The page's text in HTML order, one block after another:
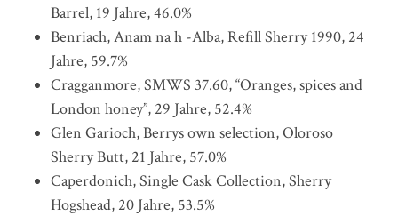
Barrel, 19 Jahre, 46.0%
Benriach, Anam na h -Alba, Refill Sherry 1990, 24
Jahre, 59.7%
Cragganmore, SMWS 37.60, “Oranges, spices and
London honey”, 29 Jahre, 52.4%
Glen Garioch, Berrys own selection, Oloroso
Sherry Butt, 21 Jahre, 57.0%
Caperdonich, Single Cask Collection, Sherry
Hogshead, 20 Jahre, 53.5%